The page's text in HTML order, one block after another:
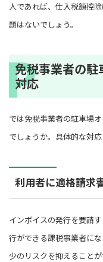
人であれば、仕入税額控
題はないでしょう。
免税事業者の駐
対応
では免税事業者の駐車場
でしょうか。具体的な対応
利用者に適格請求
インボイスの発行を要請
行ができる課税事業者に
少のリスクを抑えること